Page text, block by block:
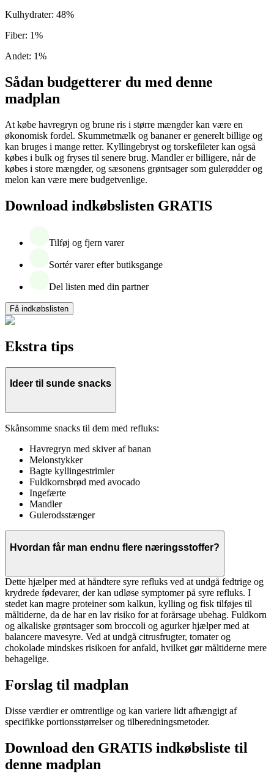
Kulhydrater: 48%
Fiber: 1%
Andet: 1%
Sådan budgetterer du med denne
madplan
At købe havregryn og brune ris i større mængder kan være en
økonomisk fordel. Skummetmælk og bananer er generelt billige og
kan bruges i mange retter. Kyllingebryst og torskefileter kan også
købes i bulk og fryses til senere brug. Mandler er billigere, når de
købes i store mængder, og sæsonens grøntsager som gulerødder og
melon kan være mere budgetvenlige.
Download indkøbslisten GRATIS
Tilføj og fjern varer
Sortér varer efter butiksgange
Del listen med din partner
Få indkøbslisten
Ekstra tips
Ideer til sunde snacks
Skånsomme snacks til dem med refluks:
Havregryn med skiver af banan
Melonstykker
Bagte kyllingestrimler
Fuldkornsbrød med avocado
Ingefærte
Mandler
Gulerodsstænger
Hvordan får man endnu flere næringsstoffer?
Dette hjælper med at håndtere syre refluks ved at undgå fedtrige og
krydrede fødevarer, der kan udløse symptomer på syre refluks. I
stedet kan magre proteiner som kalkun, kylling og fisk tilføjes til
måltiderne, da de har en lav risiko for at forårsage ubehag. Fuldkorn
og alkaliske grøntsager som broccoli og agurker hjælper med at
balancere mavesyre. Ved at undgå citrusfrugter, tomater og
chokolade mindskes risikoen for anfald, hvilket gør måltiderne mere
behagelige.
Forslag til madplan
Disse værdier er omtrentlige og kan variere lidt afhængigt af
specifikke portionsstørrelser og tilberedningsmetoder.
Download den GRATIS indkøbsliste til
denne madplan